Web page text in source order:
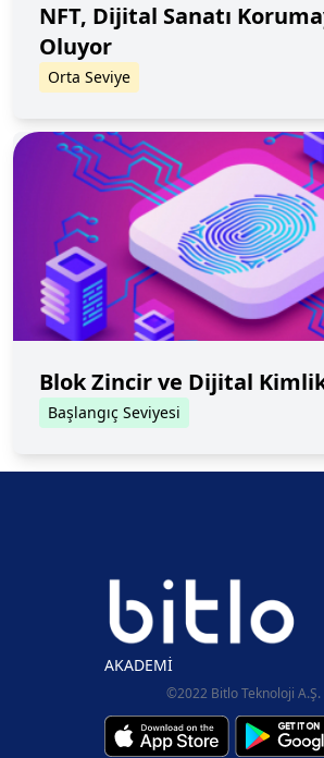
NFT, Dijital Sanatı
Oluyor
Orta Seviye
Blok Zincir ve Dijital
Başlangıç Seviyesi
AKADEMİ
©2022 Bitlo Teknoloji A.Ş.